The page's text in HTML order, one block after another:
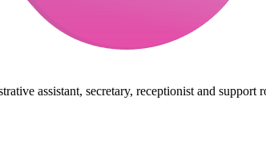
assistant, secretary, receptionist and support